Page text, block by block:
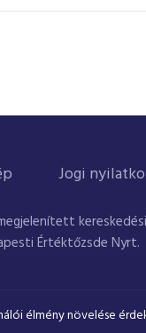
Jogi
Értéktőzsde Nyrt.
élmény növelése